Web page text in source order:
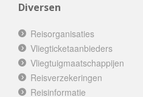
Diversen
Reisorganisaties
Vliegticketaanbieders
Vliegtuigmaatschappijen
Reisverzekeringen
Reisinformatie